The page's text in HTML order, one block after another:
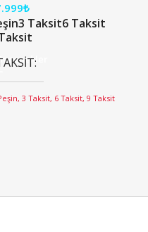
₺
3 Taksit6 Taksit
3 Taksit, 6 Taksit, 9 Taksit